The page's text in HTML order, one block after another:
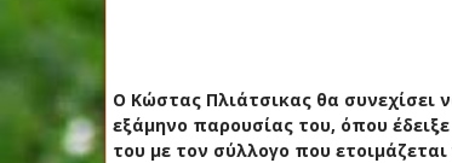
Ο Κώστας Πλιάτσικας θα συνεχίσει
εξάμηνο παρουσίας του, όπου
του με τον σύλλογο που